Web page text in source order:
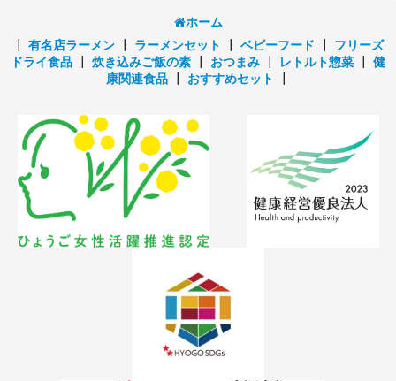
ホーム
有名店ラーメン ラーメンセット ベビーフード
フリーズ
ドライ食品
炊き込みご飯の素 おつまみ レトルト惣菜
健
康関連食品
おすすめセット